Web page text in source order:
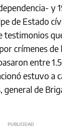
y
de Estado
testimonios
crímenes de
entre
estuvo a
general de